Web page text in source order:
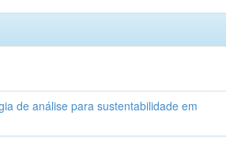
de análise para sustentabilidade em